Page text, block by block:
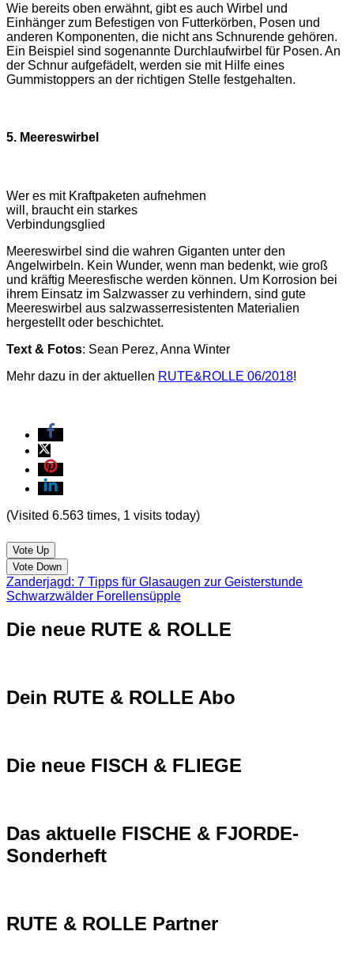
Wie bereits oben erwähnt, gibt es auch Wirbel und
Einhänger zum Befestigen von Futterkörben, Posen und
anderen Komponenten, die nicht ans Schnurende gehören.
Ein Beispiel sind sogenannte Durchlaufwirbel für Posen. An
der Schnur aufgefädelt, werden sie mit Hilfe eines
Gummistoppers an der richtigen Stelle festgehalten.
5. Meereswirbel
Wer es mit Kraftpaketen aufnehmen
will, braucht ein starkes
Verbindungsglied
Meereswirbel sind die wahren Giganten unter den
Angelwirbeln. Kein Wunder, wenn man bedenkt, wie groß
und kräftig Meeresfische werden können. Um Korrosion bei
ihrem Einsatz im Salzwasser zu verhindern, sind gute
Meereswirbel aus salzwasserresistenten Materialien
hergestellt oder beschichtet.
Text & Fotos: Sean Perez, Anna Winter
Mehr dazu in der aktuellen RUTE&ROLLE 06/2018!
(Visited 6.563 times, 1 visits today)
Vote Up
Vote Down
Zanderjagd: 7 Tipps für Glasaugen zur Geisterstunde
Schwarzwälder Forellensüpple
Die neue RUTE & ROLLE
Dein RUTE & ROLLE Abo
Die neue FISCH & FLIEGE
Das aktuelle FISCHE & FJORDE-
Sonderheft
RUTE & ROLLE Partner